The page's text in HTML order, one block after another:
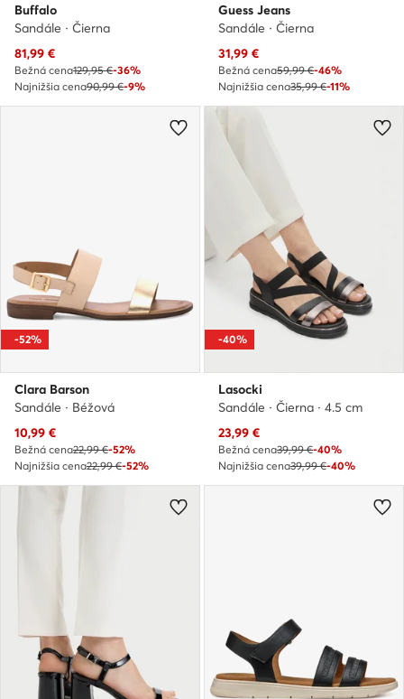
Buffalo
Sandále · Čierna
Aktuálna cena
81,99 €
Bežná cena129,95 €-36%
Najnižšia cena90,99 €-9%
Guess Jeans
Sandále · Čierna
Aktuálna cena
31,99 €
Bežná cena59,99 €-46%
Najnižšia cena35,99 €-11%
-52%
Clara Barson
Sandále · Béžová
Aktuálna cena
10,99 €
Bežná cena22,99 €-52%
Najnižšia cena22,99 €-52%
-40%
Lasocki
Sandále · Čierna · 4.5 cm
Aktuálna cena
23,99 €
Bežná cena39,99 €-40%
Najnižšia cena39,99 €-40%